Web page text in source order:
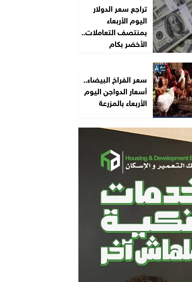
تراجع سعر الدولار
اليوم الأربعاء
بمنتصف التعاملات..
الأخضر بكام
سعر الفراخ البيضاء..
أسعار الدواجن اليوم
الأربعاء بالمزرعة